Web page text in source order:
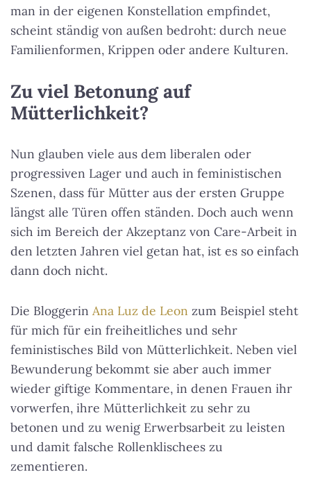
man in der eigenen Konstellation empfindet,
scheint ständig von außen bedroht: durch neue
Familienformen, Krippen oder andere Kulturen.
Zu viel Betonung auf
Mütterlichkeit?
Nun glauben viele aus dem liberalen oder
progressiven Lager und auch in feministischen
Szenen, dass für Mütter aus der ersten Gruppe
längst alle Türen offen ständen. Doch auch wenn
sich im Bereich der Akzeptanz von Care-Arbeit in
den letzten Jahren viel getan hat, ist es so einfach
dann doch nicht.
Die Bloggerin Ana Luz de Leon zum Beispiel steht
für mich für ein freiheitliches und sehr
feministisches Bild von Mütterlichkeit. Neben viel
Bewunderung bekommt sie aber auch immer
wieder giftige Kommentare, in denen Frauen ihr
vorwerfen, ihre Mütterlichkeit zu sehr zu
betonen und zu wenig Erwerbsarbeit zu leisten
und damit falsche Rollenklischees zu
zementieren.